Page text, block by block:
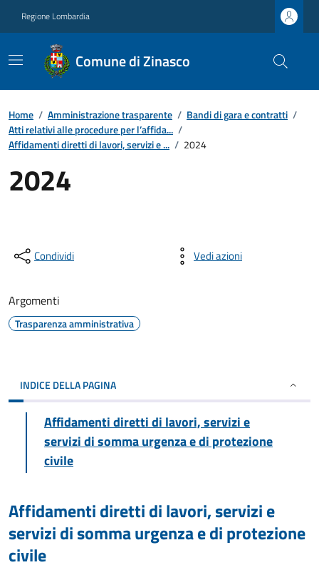
Regione Lombardia
Comune di Zinasco
Home / Amministrazione trasparente / Bandi di gara e contratti /
Atti relativi alle procedure per l’affida... /
Affidamenti diretti di lavori, servizi e ... / 2024
2024
Condividi Vedi azioni
Argomenti
Trasparenza amministrativa
INDICE DELLA PAGINA
Affidamenti diretti di lavori, servizi e
servizi di somma urgenza e di protezione
civile
Affidamenti diretti di lavori, servizi e
servizi di somma urgenza e di protezione
civile